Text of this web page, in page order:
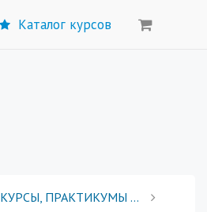
Каталог курсов
КУРСЫ, ПРАКТИКУМЫ И ГРУППОВЫЕ ПРОГРАММЫ